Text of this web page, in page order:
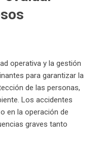
operativa y la gestión
para garantizar la
de las personas,
Los accidentes
en la operación de
graves tanto